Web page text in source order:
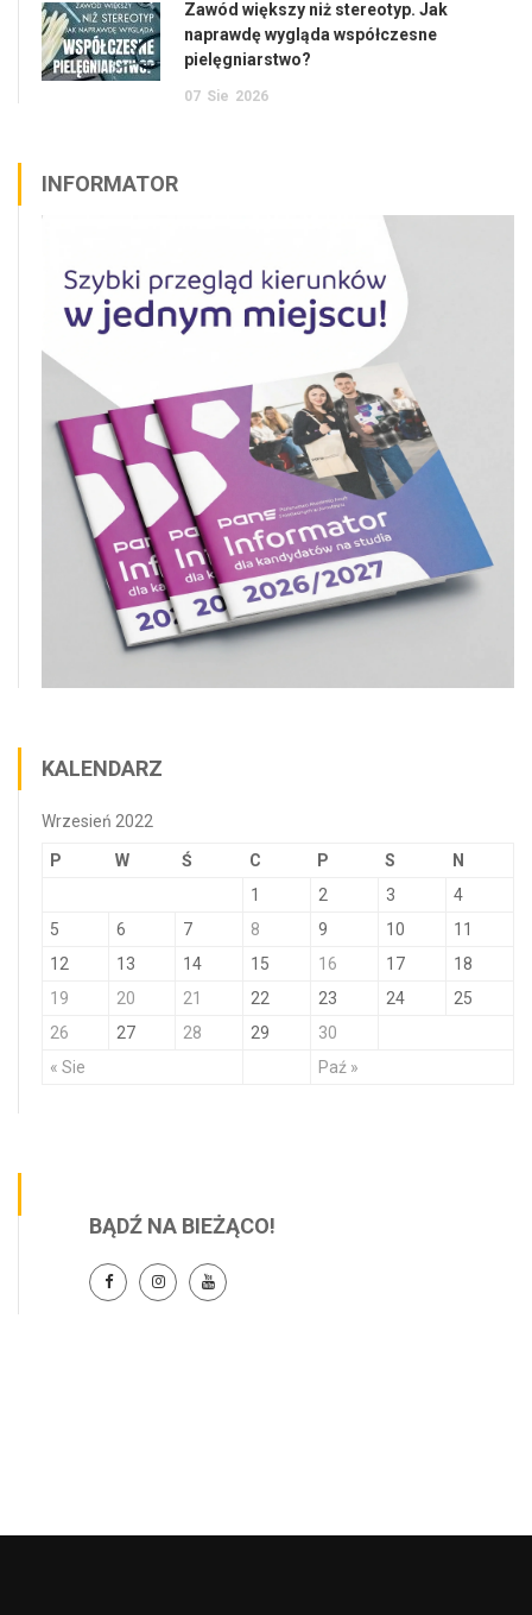
Zawód większy niż stereotyp. Jak
naprawdę wygląda współczesne
pielęgniarstwo?
07 Sie 2026
INFORMATOR
KALENDARZ
Wrzesień 2022
P W Ś C P S N
« Sie Paź »
1 2 3
4
5
6 7 8 9 10
11
12
13 14 15 16 17
18
19
20 21 22 23 24
25
26
27 28 29 30
BĄDŹ NA BIEŻĄCO!